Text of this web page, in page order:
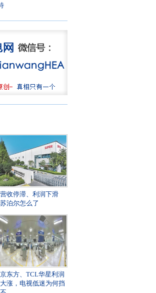
营收停滞、利润下滑
苏泊尔怎么了
京东方、TCL华星利润
大涨，电视低迷为何挡